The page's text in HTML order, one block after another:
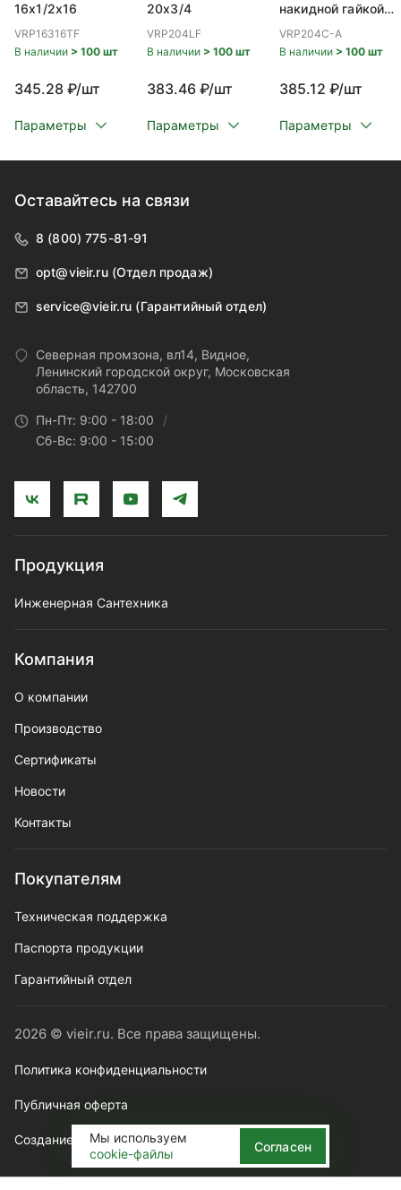
16x1/2x16
VRP16316TF
В наличии > 100 шт
345.28 ₽/шт
Параметры
20x3/4
VRP204LF
В наличии > 100 шт
383.46 ₽/шт
Параметры
накидной гайкой
VRP204C-A
В наличии > 100 шт
385.12 ₽/шт
Параметры
Оставайтесь на связи
8 (800) 775-81-91
opt@vieir.ru (Отдел продаж)
service@vieir.ru (Гарантийный отдел)
Северная промзона, вл14, Видное,
Ленинский городской округ, Московская
область, 142700
Пн-Пт: 9:00 - 18:00
Сб-Вс: 9:00 - 15:00
Продукция
Инженерная Сантехника
Компания
О компании
Производство
Сертификаты
Новости
Контакты
Покупателям
Техническая поддержка
Паспорта продукции
Гарантийный отдел
2026 © vieir.ru. Все права защищены.
Политика конфиденциальности
Публичная оферта
Создание сайта webtense.ru
Мы используем
cookie-файлы
Согласен